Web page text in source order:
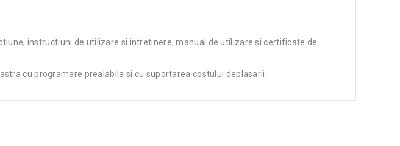
instructiuni de utilizare si intretinere, manual de utilizare si certificate de
cu programare prealabila si cu suportarea costului deplasarii.